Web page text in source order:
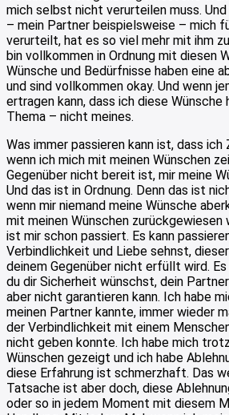
mich selbst nicht verurteilen muss. Und
– mein Partner beispielsweise – mich
verurteilt, hat es so viel mehr mit ihm
bin vollkommen in Ordnung mit diesen
Wünsche und Bedürfnisse haben eine
und sind vollkommen okay. Und wenn
ertragen kann, dass ich diese Wünsche
Thema – nicht meines.
Was immer passieren kann ist, dass
wenn ich mich mit meinen Wünschen
Gegenüber nicht bereit ist, mir meine
Und das ist in Ordnung. Denn das ist
wenn mir niemand meine Wünsche
mit meinen Wünschen zurückgewiesen
ist mir schon passiert. Es kann
Verbindlichkeit und Liebe sehnst,
deinem Gegenüber nicht erfüllt wird. Es
du dir Sicherheit wünschst, dein
aber nicht garantieren kann. Ich habe
meinen Partner kannte, immer wieder
der Verbindlichkeit mit einem
nicht geben konnte. Ich habe mich
Wünschen gezeigt und ich habe
diese Erfahrung ist schmerzhaft. Das
Tatsache ist aber doch, diese
oder so in jedem Moment mit diesem